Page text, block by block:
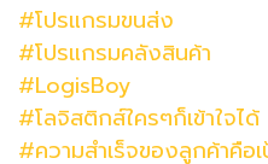
#โปรแกรมขนส่ง
#โปรแกรมคลังสินค้า
#LogisBoy
#โลจิสติกส์ใครๆก็เข้าใจได้
#ความสำเร็จของลูกค้าคือ